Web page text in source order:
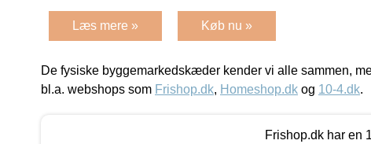
Læs mere » Køb nu »
De fysiske byggemarkedskæder kender vi alle sammen,
bl.a. webshops som Frishop.dk, Homeshop.dk og 10-4.dk.
Frishop.dk har en